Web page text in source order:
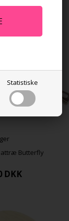
Statistiske
DKK
Butterfly
DKK